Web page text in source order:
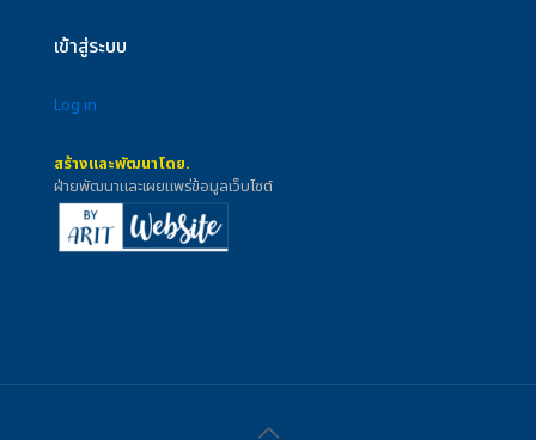
เข้าสู่ระบบ
Log in
สร้างและพัฒนาโดย.
ฝ่ายพัฒนาและเผยแพร่ข้อมูลเว็บไซต์